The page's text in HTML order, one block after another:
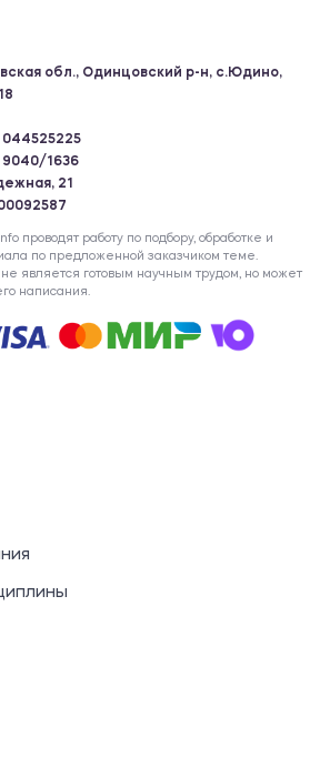
обл., Одинцовский р-н, с.Юдино,
1636
21
проводят работу по подбору, обработке и
по предложенной заказчиком теме.
является готовым научным трудом, но может
написания.